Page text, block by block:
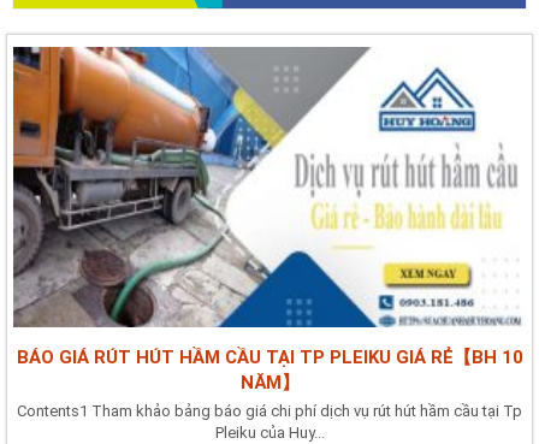
BÁO GIÁ RÚT HÚT HẦM CẦU TẠI TP PLEIKU GIÁ RẺ【BH 10
NĂM】
Contents1 Tham khảo bảng báo giá chi phí dịch vụ rút hút hầm cầu tại Tp
Pleiku của Huy...